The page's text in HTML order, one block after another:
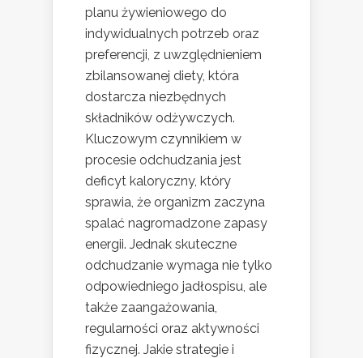
planu żywieniowego do
indywidualnych potrzeb oraz
preferencji, z uwzględnieniem
zbilansowanej diety, która
dostarcza niezbędnych
składników odżywczych.
Kluczowym czynnikiem w
procesie odchudzania jest
deficyt kaloryczny, który
sprawia, że organizm zaczyna
spalać nagromadzone zapasy
energii. Jednak skuteczne
odchudzanie wymaga nie tylko
odpowiedniego jadłospisu, ale
także zaangażowania,
regularności oraz aktywności
fizycznej. Jakie strategie i